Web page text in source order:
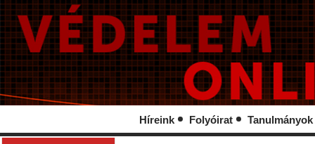
Híreink Folyóirat Tanulmányok